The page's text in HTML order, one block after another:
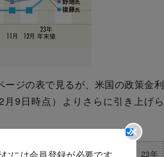
ジの表で見るが、米国の政策金利
9日時点）よりさらに引き上げら
の具体的な数字とその理由を公開。23年
には会員登録が必要です。